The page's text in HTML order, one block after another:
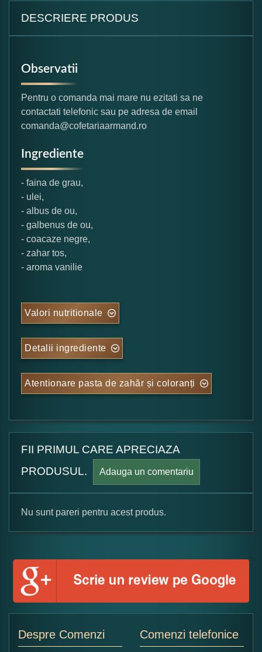
DESCRIERE PRODUS
Observatii
Pentru o comanda mai mare nu ezitati sa ne
contactati telefonic sau pe adresa de email
comanda@cofetariaarmand.ro
Ingrediente
- faina de grau,
- ulei,
- albus de ou,
- galbenus de ou,
- coacaze negre,
- zahar tos,
- aroma vanilie
Valori nutritionale
Detalii ingrediente
Atentionare pasta de zahăr și coloranți
FII PRIMUL CARE APRECIAZA
PRODUSUL.
Adauga un comentariu
Formular pareri client
Numele dumneavoastra:
Nu sunt pareri pentru acest produs.
Despre Comenzi Comenzi telefonice